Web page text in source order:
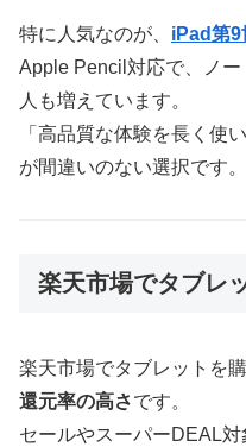
特に人気なのが、 iPad第9
Apple Pencil対応で、ノ
人も増えています。
「高品質な体験を長く使
が間違いのない選択です。
楽天市場でタブレ
楽天市場でタブレットを
還元率の高さです。
セールやスーパーDEAL